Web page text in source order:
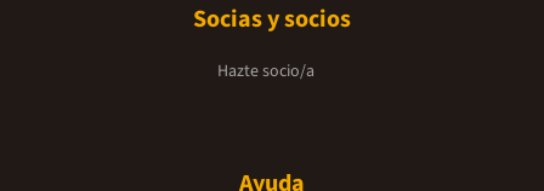
Socias y socios
Hazte socio/a
Ayuda